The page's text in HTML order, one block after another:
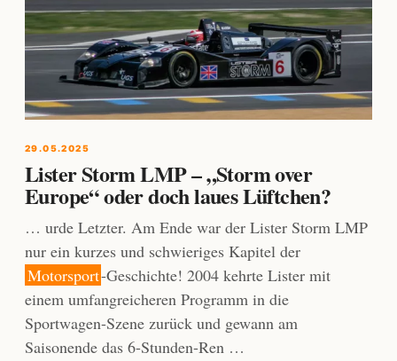
29.05.2025
Lister Storm LMP – „Storm over
Europe“ oder doch laues Lüftchen?
… urde Letzter. Am Ende war der Lister Storm LMP
nur ein kurzes und schwieriges Kapitel der
Motorsport-Geschichte! 2004 kehrte Lister mit
einem umfangreicheren Programm in die
Sportwagen-Szene zurück und gewann am
Saisonende das 6-Stunden-Ren …